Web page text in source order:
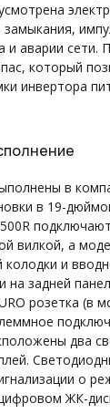
и аварии сети.
который
инвертора
в
в 19-
вилкой, а
и
на задней
розетка (в
два
о
ЖК-